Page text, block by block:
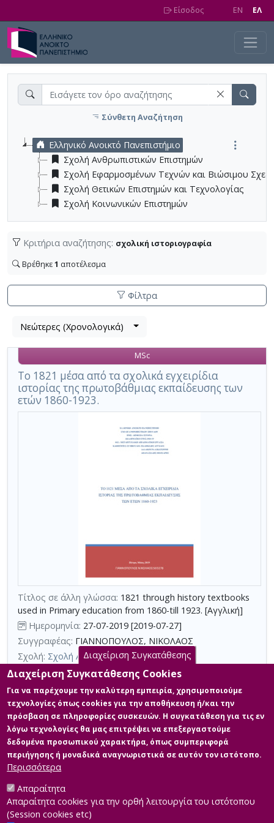
Είσοδος EN EΛ
Σύνθετη Αναζήτηση
Ελληνικό Ανοικτό Πανεπιστήμιο
Σχολή Ανθρωπιστικών Επιστημών
Σχολή Εφαρμοσμένων Τεχνών και Βιώσιμου
Σχολή Θετικών Επιστημών και Τεχνολογίας
Σχολή Κοινωνικών Επιστημών
Κριτήρια αναζήτησης: σχολική ιστοριογραφία
Βρέθηκε1 αποτέλεσμα
Φίλτρα
Βρέθηκε
αποτέλεσμα
,
σύνολο
σελίδων
επιπλέον
κριτηρίων
αναζήτησης
Λίστα
τα
αποτελέσματα
αναζήτησης:
Νεώτερες (Χρονολογικά)
Το 1821 μέσα από τα σχολικά εγχειρίδια
ιστορίας της πρωτοβάθμιας εκπαίδευσης των
ετών 1860-1923.
MSc
Τίτλος σε άλλη γλώσσα: 1821 through history textbooks
used in Primary education from 1860-till 1923. [Αγγλική]
Ημερομηνία: 27-07-2019 [2019-07-27]
Συγγραφέας: ΓΙΑΝΝΟΠΟΥΛΟΣ, ΝΙΚΟΛΑΟΣ
Σχολή: Σχολή Ανθρωπιστικών Επιστημών
Τμήμα: Δημόσια Ιστορία (ΔΙΣ)
Περίληψη (Abstract):
Η σχολική ιστοριογραφία στην Ελλάδα, στα
μέσα του 19ου και στις δύο πρώτες δεκαετίες του 20ου αιώνα
συνέβαλε τα μέγιστα στη διαμόρφωση της εθνικής ταυτότητας
των πολιτών του νεοελληνικού κράτους. Κύριοι σκοποί της ήταν
η καλλιέργεια της εθνικής υπερηφάνειας και η ηθική
προετοιμασία για την πραγματοποίηση της Μεγάλης Ιδέας. Η
ιστορία της Επανάστασης του 1821 εξυπηρετούσε και τους δύο
στόχους. Τα κα...
Διαχείριση Συγκατάθεσης
Διαχείριση Συγκατάθεσης Cookies
Για να παρέχουμε την καλύτερη εμπειρία, χρησιμοποιούμε
τεχνολογίες όπως cookies για την αποθήκευση ή/και την
πρόσβαση σε πληροφορίες συσκευών. Η συγκατάθεση για τις εν
λόγω τεχνολογίες θα μας επιτρέψει να επεξεργαστούμε
δεδομένα προσωπικού χαρακτήρα, όπως συμπεριφορά
περιήγησης ή μοναδικά αναγνωριστικά σε αυτόν τον ιστότοπο.
Περισσότερα
Απαραίτητα
Απαραίτητα cookies για την ορθή λειτουργία του ιστότοπου
(Session cookies etc)